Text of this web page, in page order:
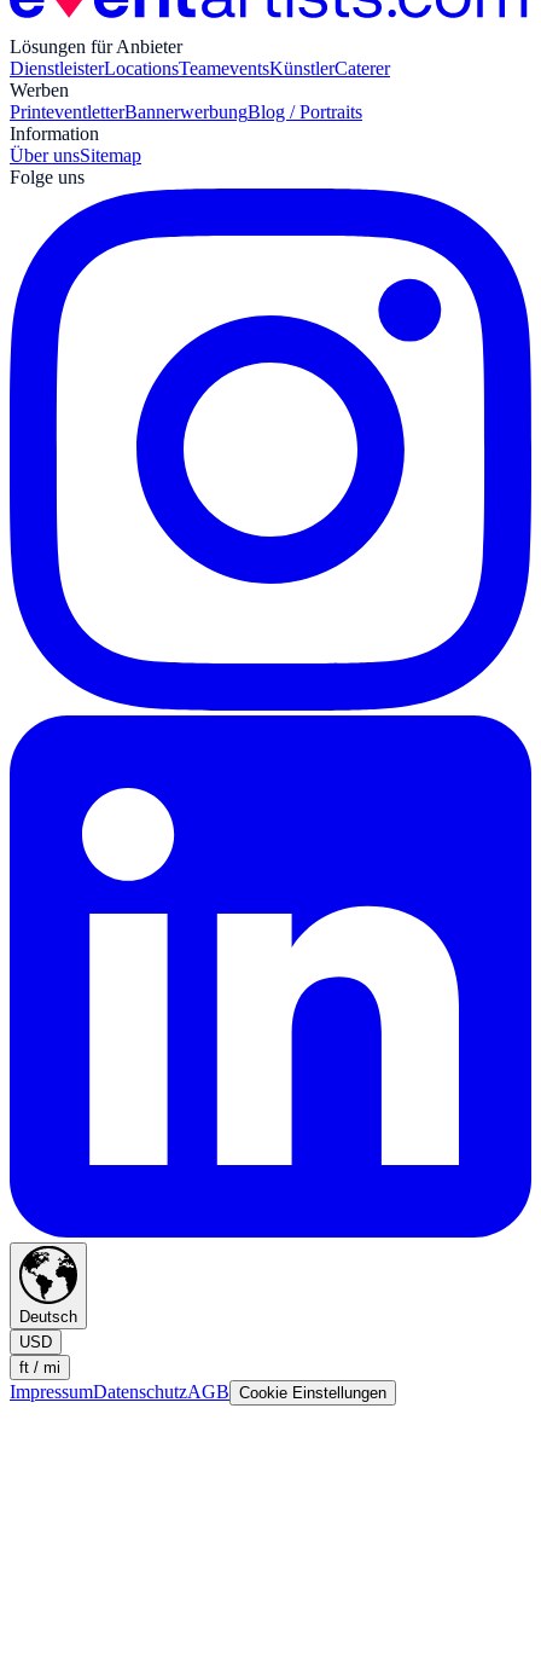
Lösungen für Anbieter
DienstleisterLocationsTeameventsKünstlerCaterer
Werben
PrinteventletterBannerwerbungBlog / Portraits
Information
Über unsSitemap
Folge uns
Deutsch
USD
ft / mi
ImpressumDatenschutzAGB Cookie Einstellungen